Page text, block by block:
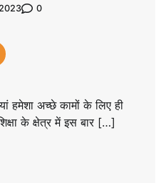
0
हमेशा अच्छे कामों के लिए ही
के क्षेत्र में इस बार […]